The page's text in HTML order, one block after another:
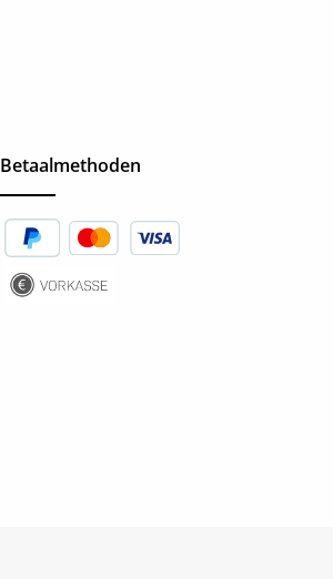
Betaalmethoden